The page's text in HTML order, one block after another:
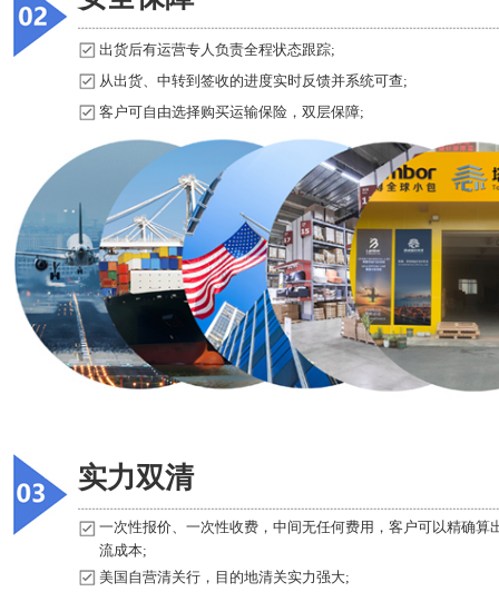
出货后有运营专人负责全程状态跟踪;
从出货、中转到签收的进度实时反馈并系统可查;
客户可自由选择购买运输保险，双层保障;
实力双清
一次性报价、一次性收费，中间无任何费用，客户可以精确算
流成本;
美国自营清关行，目的地清关实力强大;